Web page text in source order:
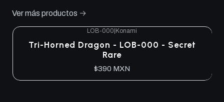
Ver más productos
LOB-000 Konami
Tri-Horned Dragon - LOB-000 - Secret
Rare
$390 MXN